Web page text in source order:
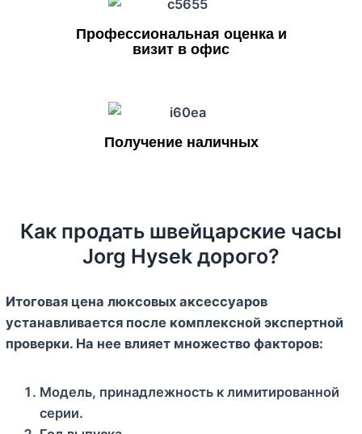
Профессиональная оценка и
визит в офис
Получение наличных
Как продать швейцарские часы
Jorg Hysek дорого?
Итоговая цена люксовых аксессуаров
устанавливается после комплексной экспертной
проверки. На нее влияет множество факторов:
Модель, принадлежность к лимитированной
серии.